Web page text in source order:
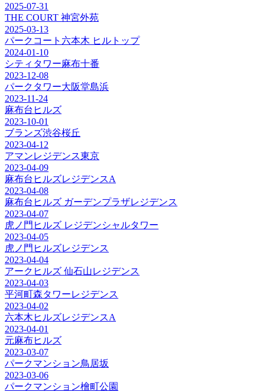
2025-07-31
THE COURT 神宮外苑
2025-03-13
パークコート六本木 ヒルトップ
2024-01-10
シティタワー麻布十番
2023-12-08
パークタワー大阪堂島浜
2023-11-24
麻布台ヒルズ
2023-10-01
ブランズ渋谷桜丘
2023-04-12
アマンレジデンス東京
2023-04-09
麻布台ヒルズレジデンスA
2023-04-08
麻布台ヒルズ ガーデンプラザレジデンス
2023-04-07
虎ノ門ヒルズ レジデンシャルタワー
2023-04-05
虎ノ門ヒルズレジデンス
2023-04-04
アークヒルズ 仙石山レジデンス
2023-04-03
平河町森タワーレジデンス
2023-04-02
六本木ヒルズレジデンスA
2023-04-01
元麻布ヒルズ
2023-03-07
パークマンション鳥居坂
2023-03-06
パークマンション檜町公園